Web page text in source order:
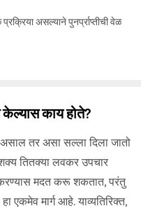
असल्याने पुनर्प्राप्तीची वेळ
काय होते?
तर असा सल्ला दिला जातो
तितक्या लवकर उपचार
करण्यास मदत करू शकतात, परंतु
एकमेव मार्ग आहे. याव्यतिरिक्त,